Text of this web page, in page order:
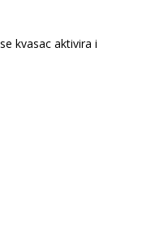
kvasac aktivira i